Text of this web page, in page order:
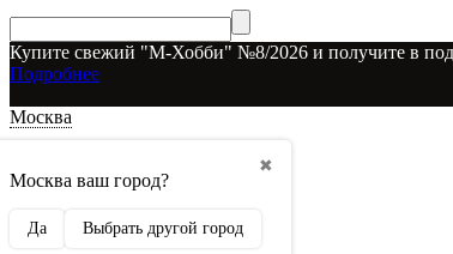
Купите свежий "М-Хобби" №8/2026 и получите в
Подробнее
Москва
✖
Москва ваш город?
Да Выбрать другой город
О наших скидках
Рекламодателям